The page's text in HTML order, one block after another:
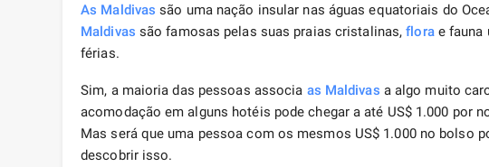
As Maldivas são uma nação insular nas águas equatoriais do
Maldivas são famosas pelas suas praias cristalinas,florae fauna
férias.
Sim, a maioria das pessoas associa as Maldivas a algo muito
acomodação em alguns hotéis pode chegar a até US$ 1.000 por
Mas será que uma pessoa com os mesmos US$ 1.000 no bolso
descobrir isso.